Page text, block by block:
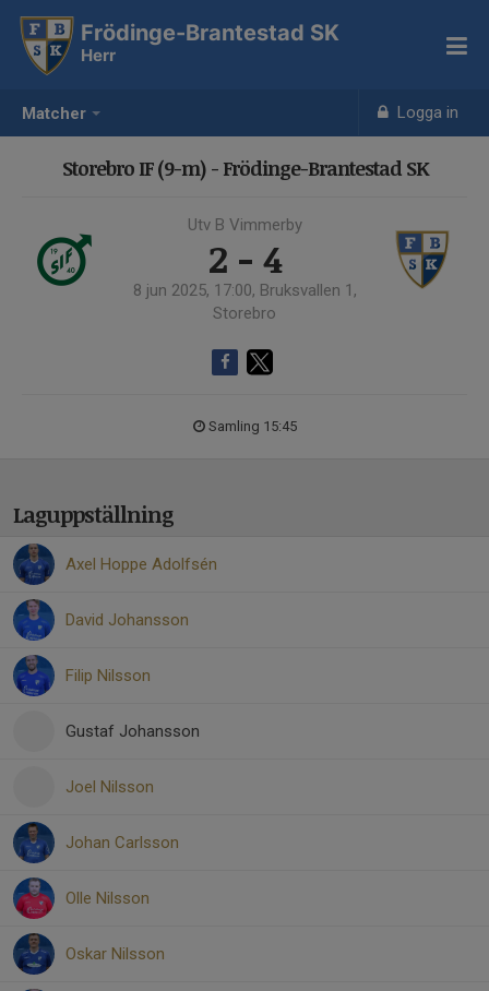
Matcher Logga in
Frödinge-Brantestad SK
Herr
Storebro IF (9-m) - Frödinge-Brantestad SK
Utv B Vimmerby
2 - 4
8 jun 2025, 17:00, Bruksvallen 1,
Storebro
Samling 15:45
Laguppställning
Axel Hoppe Adolfsén
David Johansson
Filip Nilsson
Gustaf Johansson
Joel Nilsson
Johan Carlsson
Olle Nilsson
Oskar Nilsson